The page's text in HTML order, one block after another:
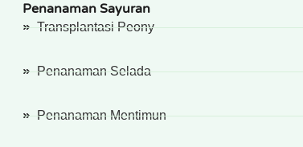
Penanaman Sayuran
Transplantasi Peony
Penanaman Selada
Penanaman Mentimun